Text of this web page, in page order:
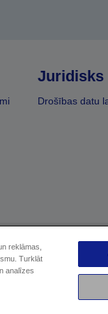
Juridisks
Drošības datu
EU
Epson
reklāmas,
Turklāt
analīzes